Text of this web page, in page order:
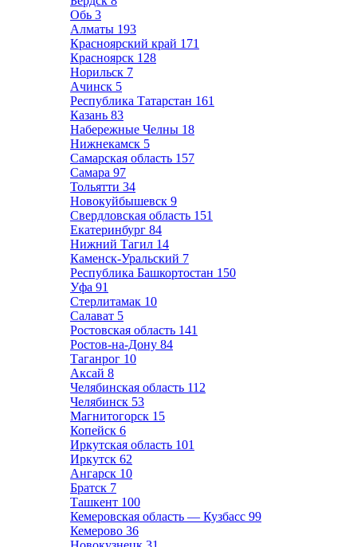
Обь 3
Алматы 193
Красноярский край 171
Красноярск 128
Норильск 7
Ачинск 5
Республика Татарстан 161
Казань 83
Набережные Челны 18
Нижнекамск 5
Самарская область 157
Самара 97
Тольятти 34
Новокуйбышевск 9
Свердловская область 151
Екатеринбург 84
Нижний Тагил 14
Каменск-Уральский 7
Республика Башкортостан 150
Уфа 91
Стерлитамак 10
Салават 5
Ростовская область 141
Ростов-на-Дону 84
Таганрог 10
Аксай 8
Челябинская область 112
Челябинск 53
Магнитогорск 15
Копейск 6
Иркутская область 101
Иркутск 62
Ангарск 10
Братск 7
Ташкент 100
Кемеровская область — Кузбасс 99
Кемерово 36